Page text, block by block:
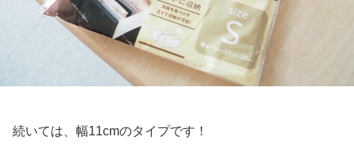
続いては、幅11cmのタイプです！